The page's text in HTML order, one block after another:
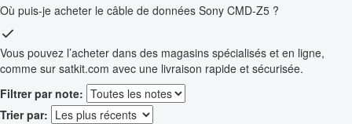
Où puis-je acheter le câble de données Sony CMD-Z5 ?
Vous pouvez l’acheter dans des magasins spécialisés et en ligne,
comme sur satkit.com avec une livraison rapide et sécurisée.
Filtrer par note:
Trier par: